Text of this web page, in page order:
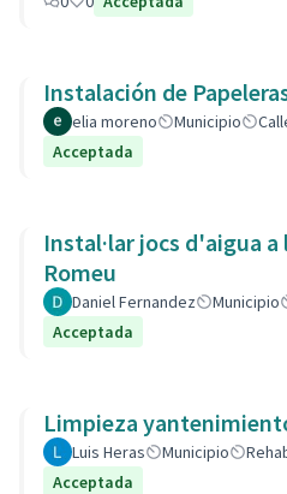
Instalación de
elia moreno Municipio
Acceptada
Instal·lar jocs d'aigua a
Romeu
Daniel Fernandez Municipio
Acceptada
Limpieza
Luis Heras Municipio
Acceptada